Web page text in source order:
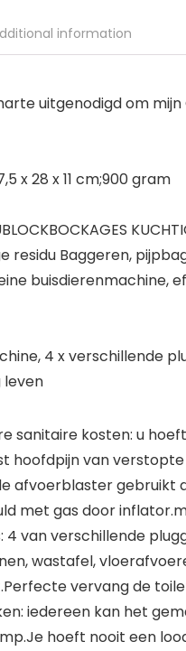
information
uitgenodigd om
x 28 x 11 cm;900 gram
residu Baggeren,
buisdierenmachine,
4 x verschillende
leven
sanitaire kosten: u
hoofdpijn van
afvoerblaster gebruikt
met gas door
4 van verschillende
wastafel,
vervang de
iedereen kan het
hoeft nooit een